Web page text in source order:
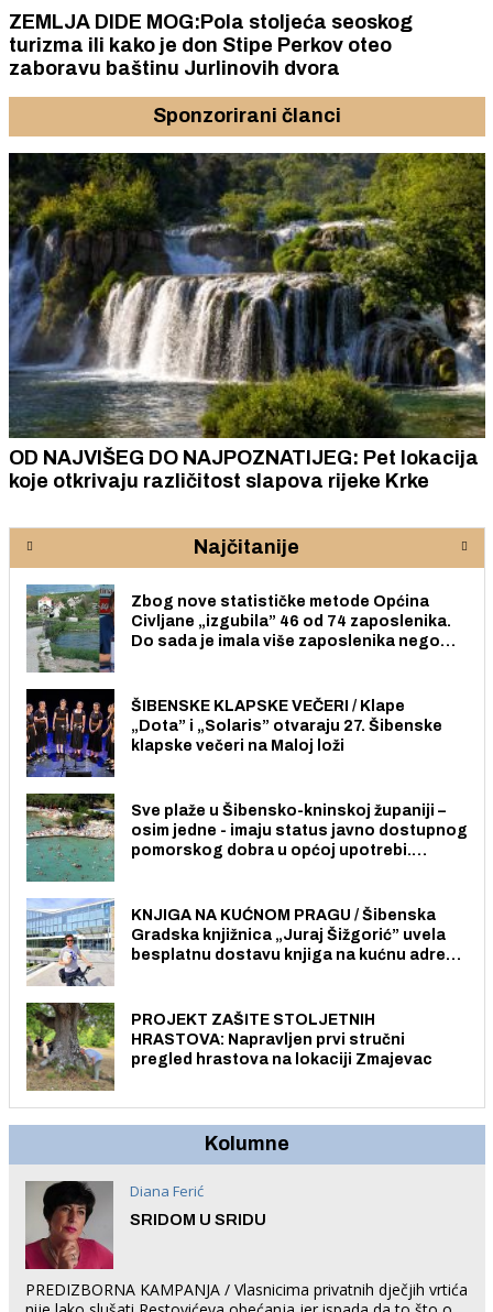
ZEMLJA DIDE MOG:Pola stoljeća seoskog
turizma ili kako je don Stipe Perkov oteo
zaboravu baštinu Jurlinovih dvora
Sponzorirani članci
OD NAJVIŠEG DO NAJPOZNATIJEG: Pet lokacija
koje otkrivaju različitost slapova rijeke Krke
Najčitanije
Zbog nove statističke metode Općina
Civljane „izgubila” 46 od 74 zaposlenika.
Do sada je imala više zaposlenika nego
ŠIBENSKE KLAPSKE VEČERI / Klape
„Dota” i „Solaris” otvaraju 27. Šibenske
klapske večeri na Maloj loži
Sve plaže u Šibensko-kninskoj županiji –
osim jedne - imaju status javno dostupnog
pomorskog dobra u općoj upotrebi.
KNJIGA NA KUĆNOM PRAGU / Šibenska
Gradska knjižnica „Juraj Šižgorić” uvela
besplatnu dostavu knjiga na kućnu adresu
PROJEKT ZAŠITE STOLJETNIH
HRASTOVA: Napravljen prvi stručni
pregled hrastova na lokaciji Zmajevac
Kolumne
Diana Ferić
SRIDOM U SRIDU
PREDIZBORNA KAMPANJA / Vlasnicima privatnih dječjih vrtića